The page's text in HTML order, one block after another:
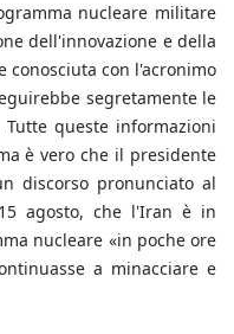
nucleare militare
dell'innovazione e della
conosciuta con l'acronimo
segretamente le
Tutte queste informazioni
è vero che il presidente
discorso pronunciato al
agosto, che l'Iran è in
nucleare «in poche ore
a minacciare e